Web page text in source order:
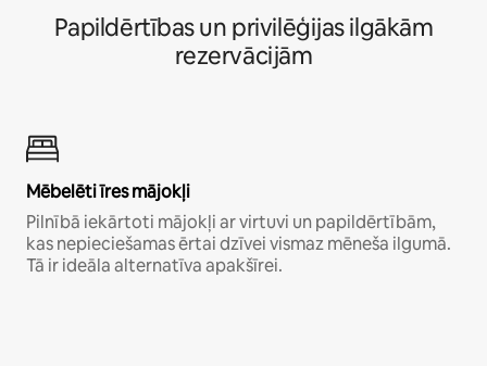
Papildērtības un privilēģijas ilgākām
rezervācijām
Mēbelēti īres mājokļi
Pilnībā iekārtoti mājokļi ar virtuvi un papildērtībām,
kas nepieciešamas ērtai dzīvei vismaz mēneša ilgumā.
Tā ir ideāla alternatīva apakšīrei.